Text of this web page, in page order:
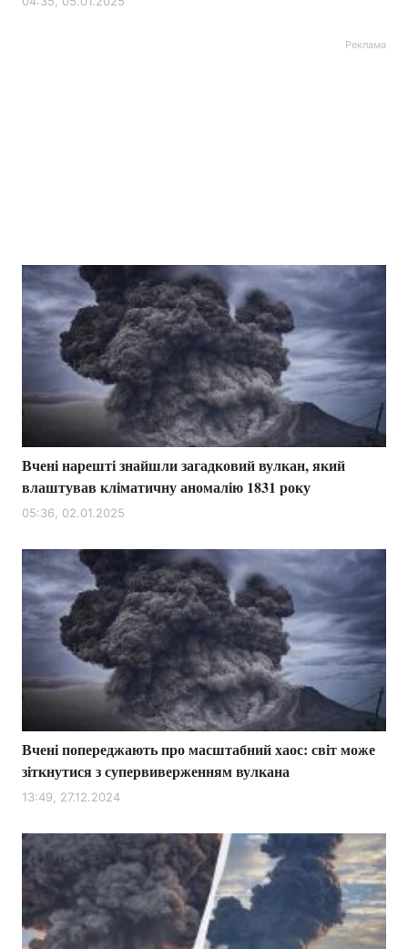
Реклама
Вчені нарешті знайшли загадковий вулкан, який
влаштував кліматичну аномалію 1831 року
05:36, 02.01.2025
Вчені попереджають про масштабний хаос: світ може
зіткнутися з супервиверженням вулкана
13:49, 27.12.2024